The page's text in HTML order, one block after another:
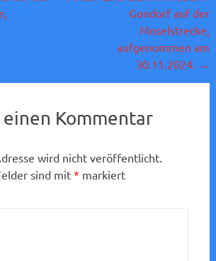
Gondorf auf der
Moselstrecke,
aufgenommen am
30.11.2024. →
einen Kommentar
wird nicht veröffentlicht.
sind mit * markiert